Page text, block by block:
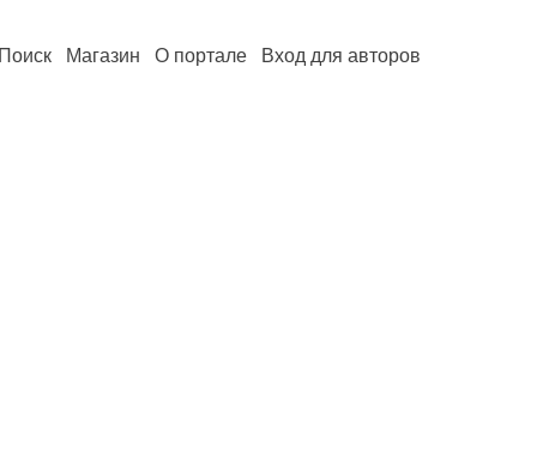
Магазин О портале Вход для авторов